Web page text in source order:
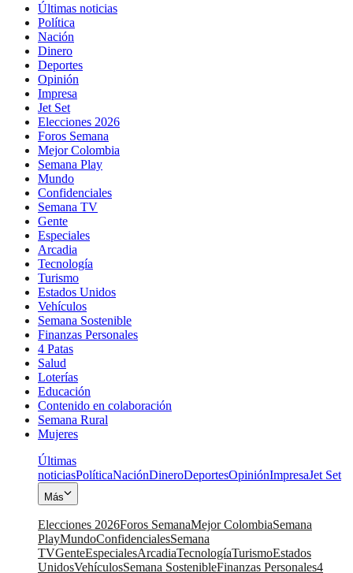
Últimas noticias
Política
Nación
Dinero
Deportes
Opinión
Impresa
Jet Set
Elecciones 2026
Foros Semana
Mejor Colombia
Semana Play
Mundo
Confidenciales
Semana TV
Gente
Especiales
Arcadia
Tecnología
Turismo
Estados Unidos
Vehículos
Semana Sostenible
Finanzas Personales
4 Patas
Salud
Loterías
Educación
Contenido en colaboración
Semana Rural
Mujeres
Últimas
noticiasPolíticaNaciónDineroDeportesOpiniónImpresaJet Set
Más
Elecciones 2026Foros SemanaMejor ColombiaSemana
PlayMundoConfidencialesSemana
TVGenteEspecialesArcadiaTecnologíaTurismoEstados
UnidosVehículosSemana SostenibleFinanzas Personales4